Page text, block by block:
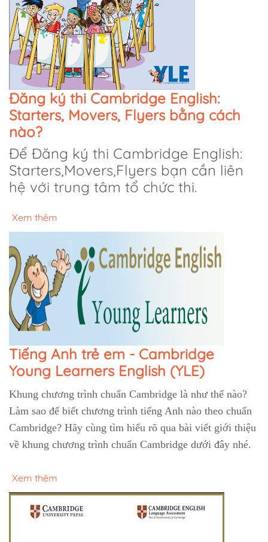
Đăng ký thi Cambridge English:
Starters, Movers, Flyers bằng cách
nào?
Để Đăng ký thi Cambridge English:
Starters,Movers,Flyers bạn cần liên
hệ với trung tâm tổ chức thi.
Xem thêm
Tiếng Anh trẻ em - Cambridge
Young Learners English (YLE)
Khung chương trình chuẩn Cambridge là như thế nào?
Làm sao để biết chương trình tiếng Anh nào theo chuẩn
Cambridge? Hãy cùng tìm hiểu rõ qua bài viết giới thiệu
về khung chương trình chuẩn Cambridge dưới đây nhé.
Xem thêm